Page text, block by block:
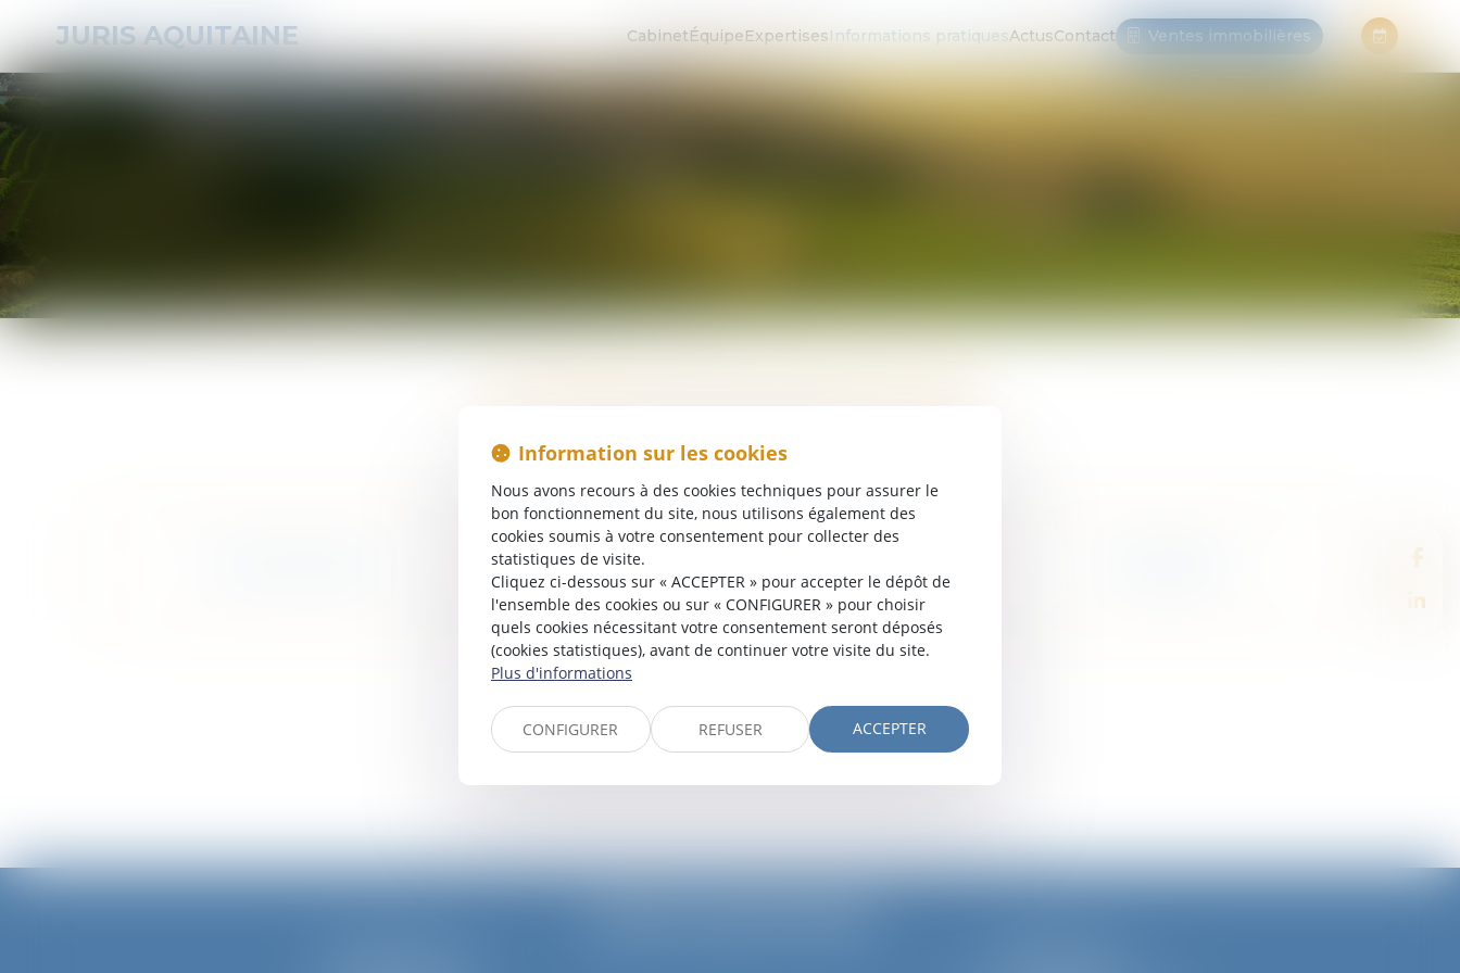
JURIS AQUITAINE CabinetÉquipeExpertisesInformations pratiquesActusContact Ventes immobilières
1ER RENDEZ-VOUS CHEZ L'AVOCAT
FOIRE AUX QUESTIONS
Information sur les cookies
Nous avons recours à des cookies techniques pour assurer le
bon fonctionnement du site, nous utilisons également des
cookies soumis à votre consentement pour collecter des
statistiques de visite.
Cliquez ci-dessous sur « ACCEPTER » pour accepter le dépôt de
l'ensemble des cookies ou sur « CONFIGURER » pour choisir
quels cookies nécessitant votre consentement seront déposés
(cookies statistiques), avant de continuer votre visite du site.
Plus d'informations
CONFIGURER REFUSER ACCEPTER